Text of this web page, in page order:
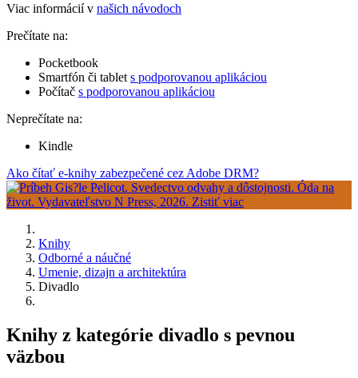
Viac informácií v našich návodoch
Prečítate na:
Pocketbook
Smartfón či tablet s podporovanou aplikáciou
Počítač s podporovanou aplikáciou
Neprečítate na:
Kindle
Ako čítať e-knihy zabezpečené cez Adobe DRM?
Knihy
Odborné a náučné
Umenie, dizajn a architektúra
Divadlo
Knihy z kategórie divadlo s pevnou
väzbou